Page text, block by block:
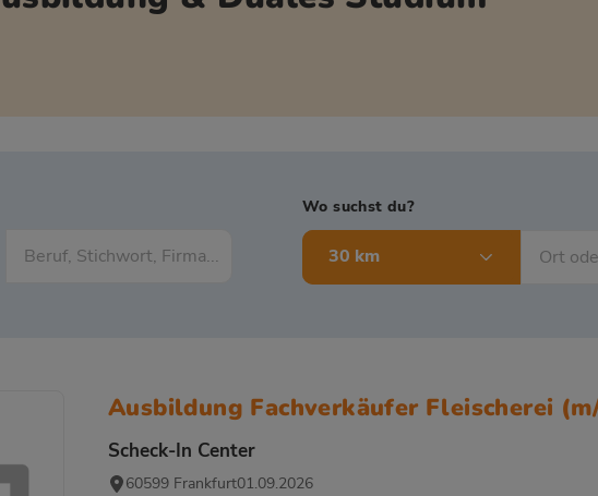
Wo suchst du?
30 km
Ausbildung Fachverkäufer Fleischerei
Scheck-In Center
60599 Frankfurt01.09.2026